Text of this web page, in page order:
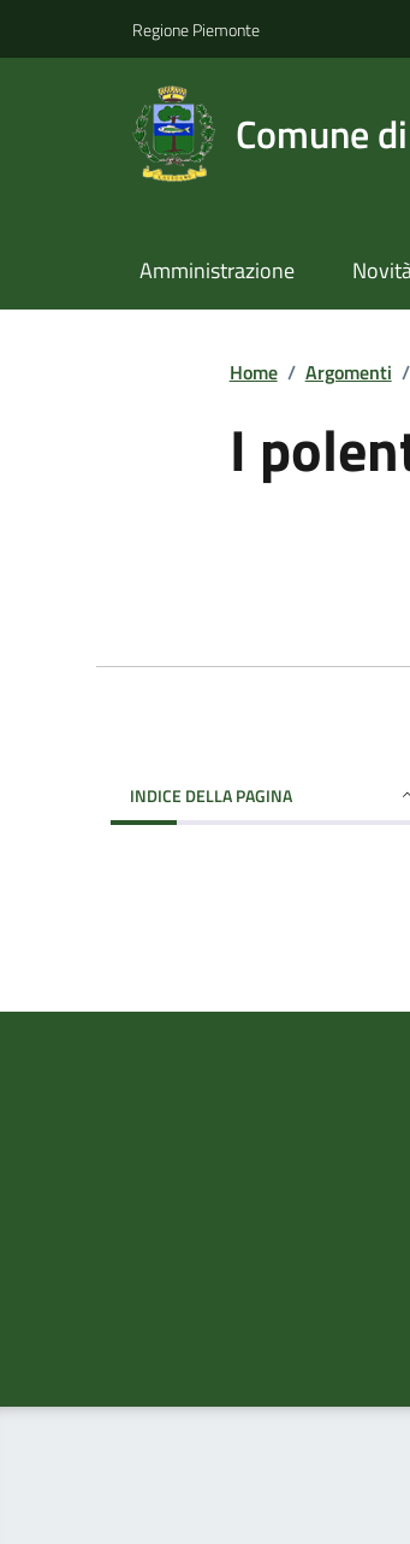
Regione Piemonte
Comune
Amministrazione
Home / Argomenti /
I
INDICE DELLA PAGINA